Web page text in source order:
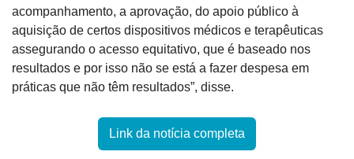
acompanhamento, a aprovação, do apoio público à
aquisição de certos dispositivos médicos e terapêuticas
assegurando o acesso equitativo, que é baseado nos
resultados e por isso não se está a fazer despesa em
práticas que não têm resultados”, disse.
Link da notícia completa